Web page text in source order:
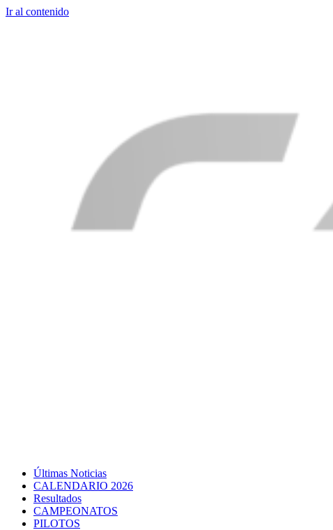
Ir al contenido
Últimas Noticias
CALENDARIO 2026
Resultados
CAMPEONATOS
PILOTOS